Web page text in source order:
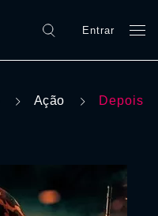
Entrar
Ação
Depois